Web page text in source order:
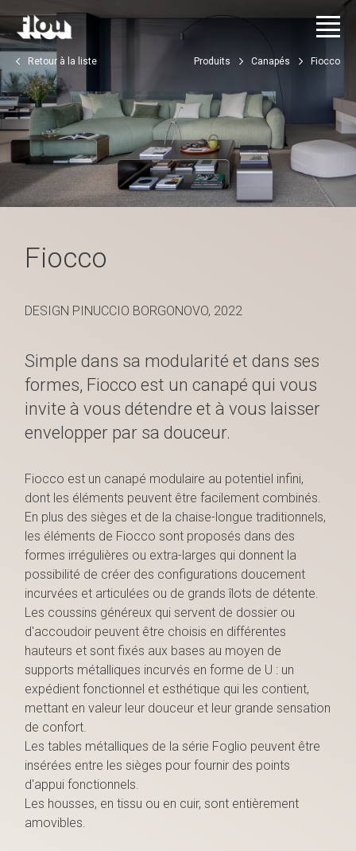
Retour à la liste Produits Canapés Fiocco
Fiocco
DESIGN PINUCCIO BORGONOVO, 2022
Simple dans sa modularité et dans ses
formes, Fiocco est un canapé qui vous
invite à vous détendre et à vous laisser
envelopper par sa douceur.
Fiocco est un canapé modulaire au potentiel infini,
dont les éléments peuvent être facilement combinés.
En plus des sièges et de la chaise-longue traditionnels,
les éléments de Fiocco sont proposés dans des
formes irrégulières ou extra-larges qui donnent la
possibilité de créer des configurations doucement
incurvées et articulées ou de grands îlots de détente.
Les coussins généreux qui servent de dossier ou
d'accoudoir peuvent être choisis en différentes
hauteurs et sont fixés aux bases au moyen de
supports métalliques incurvés en forme de U : un
expédient fonctionnel et esthétique qui les contient,
mettant en valeur leur douceur et leur grande sensation
de confort.
Les tables métalliques de la série Foglio peuvent être
insérées entre les sièges pour fournir des points
d'appui fonctionnels.
Les housses, en tissu ou en cuir, sont entièrement
amovibles.